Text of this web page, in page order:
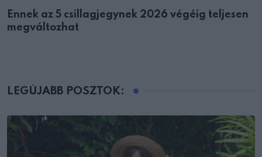
Ennek az 5 csillagjegynek 2026 végéig teljesen
megváltozhat
LEGÚJABB POSZTOK: